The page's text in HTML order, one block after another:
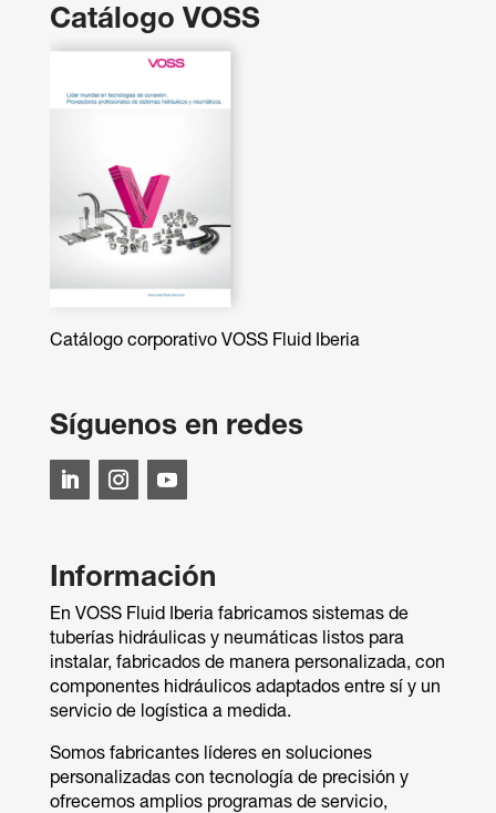
Catálogo VOSS
Catálogo corporativo VOSS Fluid Iberia
Síguenos en redes
Información
En VOSS Fluid Iberia fabricamos sistemas de
tuberías hidráulicas y neumáticas listos para
instalar, fabricados de manera personalizada, con
componentes hidráulicos adaptados entre sí y un
servicio de logística a medida.
Somos fabricantes líderes en soluciones
personalizadas con tecnología de precisión y
ofrecemos amplios programas de servicio,